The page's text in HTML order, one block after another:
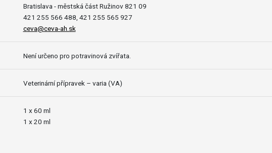
Bratislava - městská část Ružinov 821 09
421 255 566 488, 421 255 565 927
ceva@ceva-ah.sk
Není určeno pro potravinová zvířata.
Veterinární přípravek – varia (VA)
1 x 60 ml
1 x 20 ml